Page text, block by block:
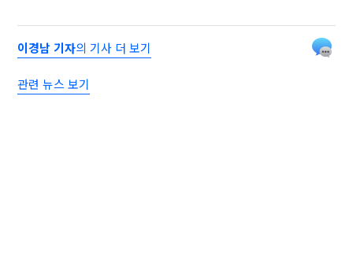
이경남 기자의 기사 더 보기
관련 뉴스 보기